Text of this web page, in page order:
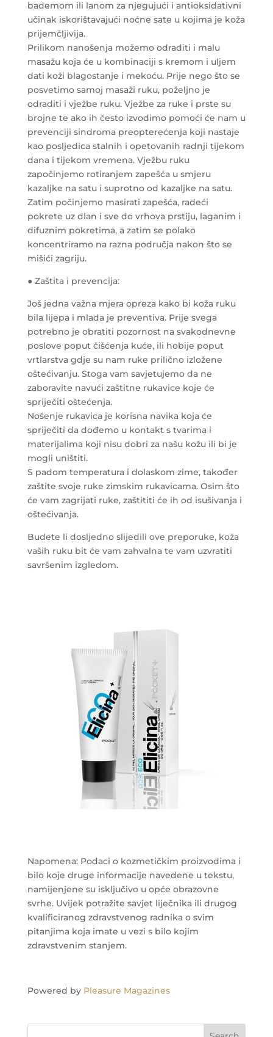
bademom ili lanom za njegujući i antioksidativni
učinak iskorištavajući noćne sate u kojima je koža
prijemčljivija.
Prilikom nanošenja možemo odraditi i malu
masažu koja će u kombinaciji s kremom i uljem
dati koži blagostanje i mekoću. Prije nego što se
posvetimo samoj masaži ruku, poželjno je
odraditi i vježbe ruku. Vježbe za ruke i prste su
brojne te ako ih često izvodimo pomoći će nam u
prevenciji sindroma preopterećenja koji nastaje
kao posljedica stalnih i opetovanih radnji tijekom
dana i tijekom vremena. Vježbu ruku
započinjemo rotiranjem zapešća u smjeru
kazaljke na satu i suprotno od kazaljke na satu.
Zatim počinjemo masirati zapešća, radeći
pokrete uz dlan i sve do vrhova prstiju, laganim i
difuznim pokretima, a zatim se polako
koncentriramo na razna područja nakon što se
mišići zagriju.
● Zaštita i prevencija:
Još jedna važna mjera opreza kako bi koža ruku
bila lijepa i mlada je preventiva. Prije svega
potrebno je obratiti pozornost na svakodnevne
poslove poput čišćenja kuće, ili hobije poput
vrtlarstva gdje su nam ruke prilično izložene
oštećivanju. Stoga vam savjetujemo da ne
zaboravite navući zaštitne rukavice koje će
spriječiti oštećenja.
Nošenje rukavica je korisna navika koja će
spriječiti da dođemo u kontakt s tvarima i
materijalima koji nisu dobri za našu kožu ili bi je
mogli uništiti.
S padom temperatura i dolaskom zime, također
zaštite svoje ruke zimskim rukavicama. Osim što
će vam zagrijati ruke, zaštititi će ih od isušivanja i
oštećivanja.
Budete li dosljedno slijedili ove preporuke, koža
vaših ruku bit će vam zahvalna te vam uzvratiti
savršenim izgledom.
Napomena: Podaci o kozmetičkim proizvodima i
bilo koje druge informacije navedene u tekstu,
namijenjene su isključivo u opće obrazovne
svrhe. Uvijek potražite savjet liječnika ili drugog
kvalificiranog zdravstvenog radnika o svim
pitanjima koja imate u vezi s bilo kojim
zdravstvenim stanjem.
Powered by Pleasure Magazines